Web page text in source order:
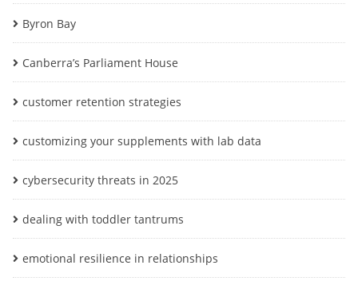
Byron Bay
Canberra’s Parliament House
customer retention strategies
customizing your supplements with lab data
cybersecurity threats in 2025
dealing with toddler tantrums
emotional resilience in relationships